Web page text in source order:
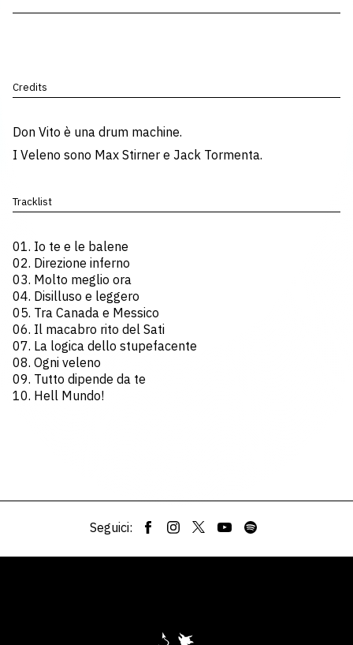
Credits
Don Vito è una drum machine.
I Veleno sono Max Stirner e Jack Tormenta.
Tracklist
01. Io te e le balene
02. Direzione inferno
03. Molto meglio ora
04. Disilluso e leggero
05. Tra Canada e Messico
06. Il macabro rito del Sati
07. La logica dello stupefacente
08. Ogni veleno
09. Tutto dipende da te
10. Hell Mundo!
Seguici: